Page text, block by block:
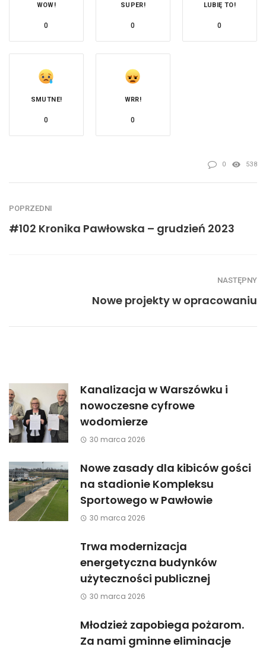
WOW!
0
SUPER!
0
LUBIĘ TO!
0
SMUTNE!
0
WRR!
0
0 538
POPRZEDNI
#102 Kronika Pawłowska – grudzień 2023
NASTĘPNY
Nowe projekty w opracowaniu
Kanalizacja w Warszówku i
nowoczesne cyfrowe
wodomierze
30 marca 2026
Nowe zasady dla kibiców gości
na stadionie Kompleksu
Sportowego w Pawłowie
30 marca 2026
Trwa modernizacja
energetyczna budynków
użyteczności publicznej
30 marca 2026
Młodzież zapobiega pożarom.
Za nami gminne eliminacje